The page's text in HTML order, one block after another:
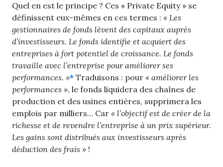
Quel en est le principe ? Ces « Private Equity » se
définissent eux-mêmes en ces termes : « Les
gestionnaires de fonds lèvent des capitaux auprès
d’investisseurs. Le fonds identifie et acquiert des
entreprises à fort potentiel de croissance. Le fonds
travaille avec l’entreprise pour améliorer ses
performances. »* Traduisons : pour « améliorer les
performances », le fonds liquidera des chaînes de
production et des usines entières, supprimera les
emplois par milliers… Car « l’objectif est de créer de la
richesse et de revendre l’entreprise à un prix supérieur.
Les gains sont distribués aux investisseurs après
déduction des frais » !